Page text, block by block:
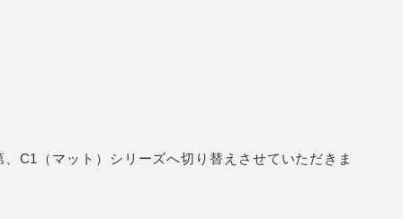
C1（マット）シリーズへ切り替えさせていただきま